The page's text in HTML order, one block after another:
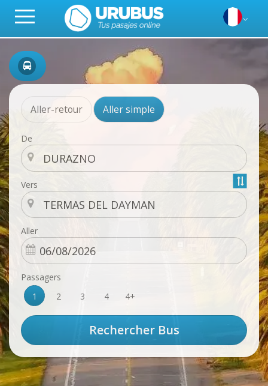
Aller-retour Aller simple
De
Vers
Aller
Passagers
1
2 3 4 4+